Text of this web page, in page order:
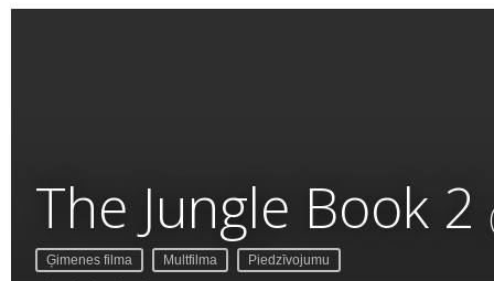
The Jungle Book 2
Ģimenes filma Multfilma Piedzīvojumu